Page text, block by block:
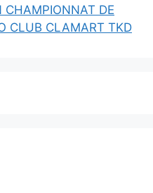
CHAMPIONNAT DE
CLUB CLAMART TKD